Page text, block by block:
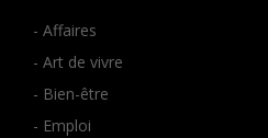
- Affaires
- Art de vivre
- Bien-être
- Emploi